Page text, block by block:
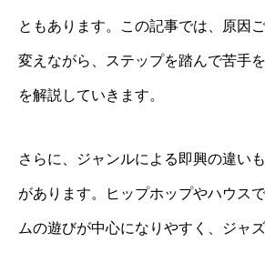
ともあります。この記事では、原因
変えながら、ステップを踏んで苦手
を解説していきます。
さらに、ジャンルによる即興の違い
があります。ヒップホップやハウス
ムの遊びが中心になりやすく、ジャ